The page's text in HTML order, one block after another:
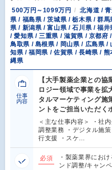
500万円～1099万円
北海道 /
県 / 福島県 / 茨城県 / 栃木県 / 群
県 / 新潟県 / 富山県 / 石川県 / 福
/ 愛知県 / 三重県 / 滋賀県 / 京都府
鳥取県 / 島根県 / 岡山県 / 広島県 /
知県 / 福岡県 / 佐賀県 / 長崎県 /
縄県
仕事
内容
【大手製薬企業との
ロジー領域で事業を拡
タルマーケティング施
ントをご担当いただく
＜主な仕事内容＞ ・社
調整業務 ・デジタル施
行支援 ・スケ…
必須
・製薬業界にお
ンド調整/キャン